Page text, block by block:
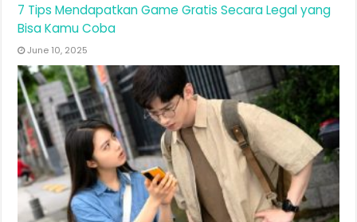
7 Tips Mendapatkan Game Gratis Secara Legal yang
Bisa Kamu Coba
June 10, 2025